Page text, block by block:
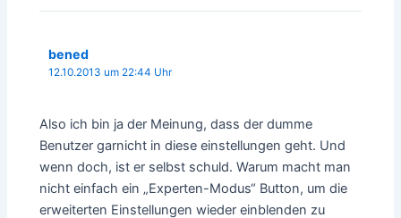
bened
12.10.2013 um 22:44 Uhr
Also ich bin ja der Meinung, dass der dumme
Benutzer garnicht in diese einstellungen geht. Und
wenn doch, ist er selbst schuld. Warum macht man
nicht einfach ein „Experten-Modus“ Button, um die
erweiterten Einstellungen wieder einblenden zu